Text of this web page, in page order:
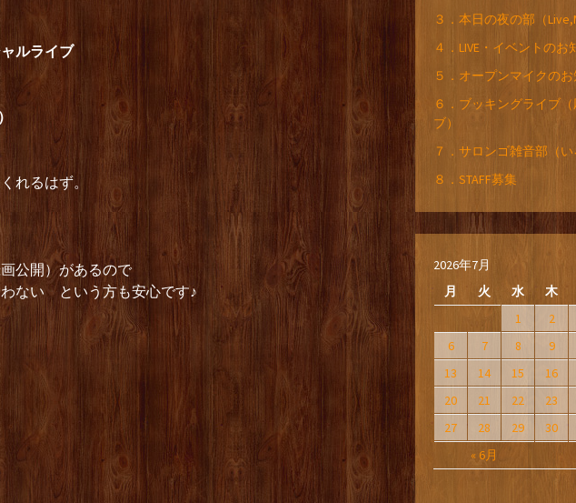
ルライブ
れるはず。
公開）があるので
ない という方も安心です♪
３．本日の夜の部（
４．LIVE・イベントのお
５．オープンマイクの
６．ブッキングライブ
ブ）
７．サロンゴ雑音部（い
８．STAFF募集
2026年7月
月
火 水 木
« 6月
1 2
6
7 8 9
13
14 15 16
20
21 22 23
27
28 29 30